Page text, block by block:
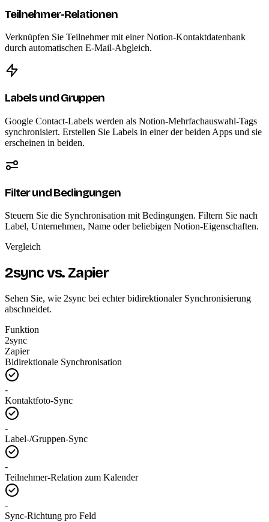
Teilnehmer-Relationen
Verknüpfen Sie Teilnehmer mit einer Notion-Kontaktdatenbank
durch automatischen E-Mail-Abgleich.
Labels und Gruppen
Google Contact-Labels werden als Notion-Mehrfachauswahl-Tags
synchronisiert. Erstellen Sie Labels in einer der beiden Apps und sie
erscheinen in beiden.
Filter und Bedingungen
Steuern Sie die Synchronisation mit Bedingungen. Filtern Sie nach
Label, Unternehmen, Name oder beliebigen Notion-Eigenschaften.
Vergleich
2sync vs. Zapier
Sehen Sie, wie 2sync bei echter bidirektionaler Synchronisierung
abschneidet.
Funktion
2sync
Zapier
Bidirektionale Synchronisation
-
Kontaktfoto-Sync
-
Label-/Gruppen-Sync
-
Teilnehmer-Relation zum Kalender
-
Sync-Richtung pro Feld